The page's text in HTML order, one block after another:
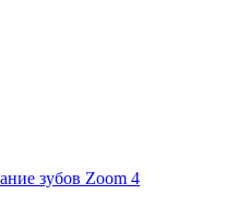
зубов Zoom 4